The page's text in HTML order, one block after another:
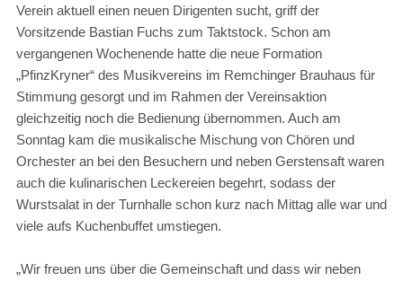
Verein aktuell einen neuen Dirigenten sucht, griff der
Vorsitzende Bastian Fuchs zum Taktstock. Schon am
vergangenen Wochenende hatte die neue Formation
„PfinzKryner“ des Musikvereins im Remchinger Brauhaus für
Stimmung gesorgt und im Rahmen der Vereinsaktion
gleichzeitig noch die Bedienung übernommen. Auch am
Sonntag kam die musikalische Mischung von Chören und
Orchester an bei den Besuchern und neben Gerstensaft waren
auch die kulinarischen Leckereien begehrt, sodass der
Wurstsalat in der Turnhalle schon kurz nach Mittag alle war und
viele aufs Kuchenbuffet umstiegen.
„Wir freuen uns über die Gemeinschaft und dass wir neben